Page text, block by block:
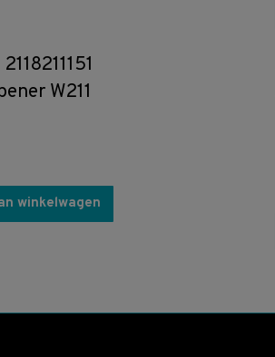
W211
winkelwagen